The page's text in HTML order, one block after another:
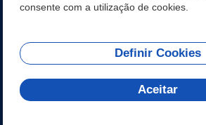
SECRETARIAS
REDES SOCIAIS
consente com a utilização de cookies.
Definir Cookies
Aceitar